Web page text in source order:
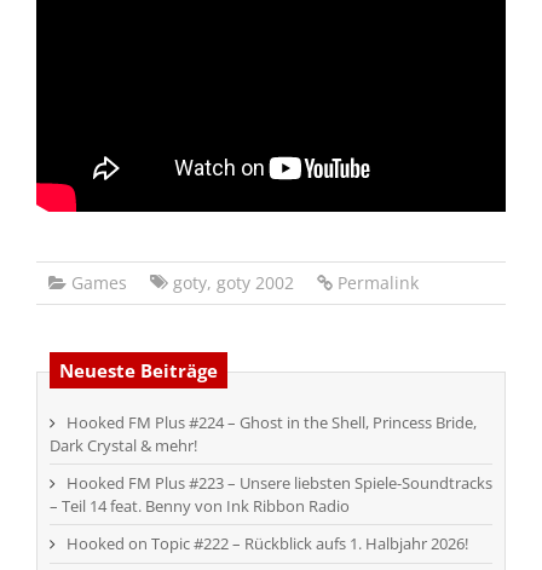
Games goty, goty 2002 Permalink
Neueste Beiträge
Hooked FM Plus #224 – Ghost in the Shell, Princess Bride,
Dark Crystal & mehr!
Hooked FM Plus #223 – Unsere liebsten Spiele-Soundtracks
– Teil 14 feat. Benny von Ink Ribbon Radio
Hooked on Topic #222 – Rückblick aufs 1. Halbjahr 2026!